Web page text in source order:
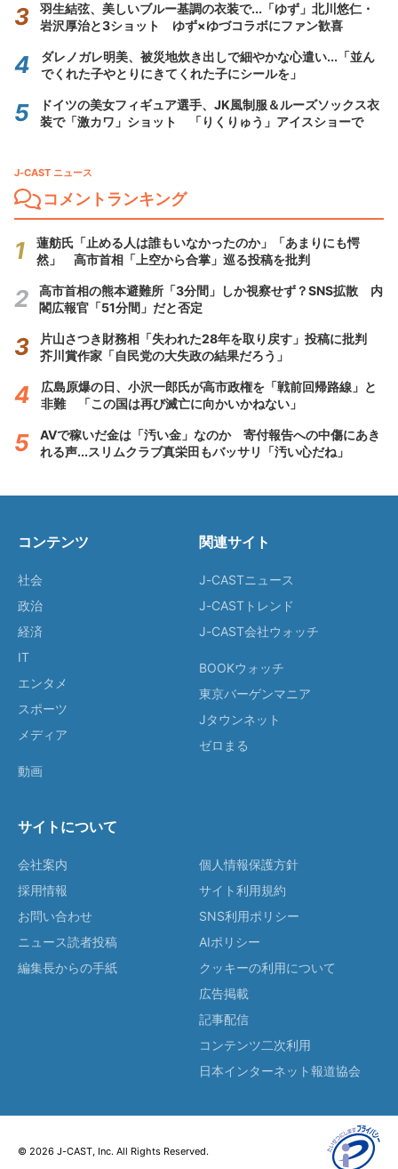
羽生結弦、美しいブルー基調の衣装で...「ゆず」北川悠仁・
岩沢厚治と3ショット ゆず×ゆづコラボにファン歓喜
ダレノガレ明美、被災地炊き出しで細やかな心遣い...「並ん
でくれた子やとりにきてくれた子にシールを」
ドイツの美女フィギュア選手、JK風制服＆ルーズソックス衣
装で「激カワ」ショット 「りくりゅう」アイスショーで
J-CAST ニュース
コメントランキング
蓮舫氏「止める人は誰もいなかったのか」「あまりにも愕
然」 高市首相「上空から合掌」巡る投稿を批判
高市首相の熊本避難所「3分間」しか視察せず？SNS拡散 内
閣広報官「51分間」だと否定
片山さつき財務相「失われた28年を取り戻す」投稿に批判
芥川賞作家「自民党の大失政の結果だろう」
広島原爆の日、小沢一郎氏が高市政権を「戦前回帰路線」と
非難 「この国は再び滅亡に向かいかねない」
AVで稼いだ金は「汚い金」なのか 寄付報告への中傷にあき
れる声...スリムクラブ真栄田もバッサリ「汚い心だね」
コンテンツ
社会
政治
経済
IT
エンタメ
スポーツ
メディア
動画
関連サイト
J-CASTニュース
J-CASTトレンド
J-CAST会社ウォッチ
BOOKウォッチ
東京バーゲンマニア
Jタウンネット
ゼロまる
サイトについて
会社案内
採用情報
お問い合わせ
ニュース読者投稿
編集長からの手紙
個人情報保護方針
サイト利用規約
SNS利用ポリシー
AIポリシー
クッキーの利用について
広告掲載
記事配信
コンテンツ二次利用
日本インターネット報道協会
© 2026 J-CAST, Inc. All Rights Reserved.